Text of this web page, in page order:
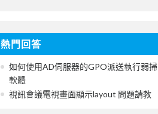
熱門回答
如何使用AD伺服器的GPO派送執行弱掃
軟體
視訊會議電視畫面顯示layout 問題請教